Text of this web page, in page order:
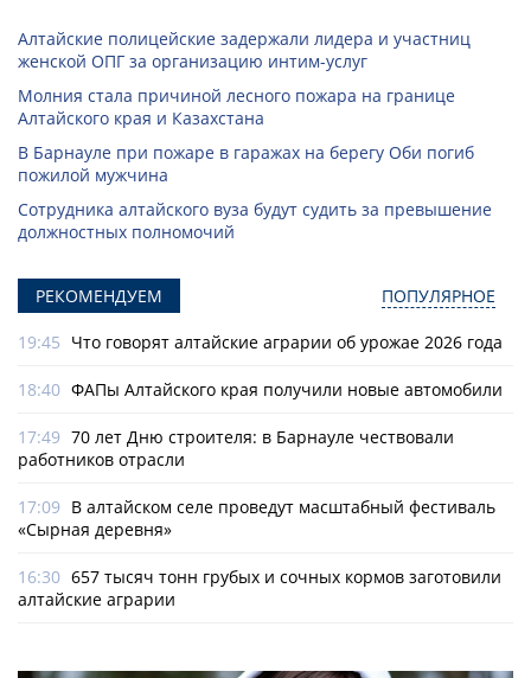
Алтайские полицейские задержали лидера и участниц
женской ОПГ за организацию интим-услуг
Молния стала причиной лесного пожара на границе
Алтайского края и Казахстана
В Барнауле при пожаре в гаражах на берегу Оби погиб
пожилой мужчина
Сотрудника алтайского вуза будут судить за превышение
должностных полномочий
РЕКОМЕНДУЕМ ПОПУЛЯРНОЕ
19:45 Что говорят алтайские аграрии об урожае 2026 года
18:40 ФАПы Алтайского края получили новые автомобили
17:49 70 лет Дню строителя: в Барнауле чествовали
работников отрасли
17:09 В алтайском селе проведут масштабный фестиваль
«Сырная деревня»
16:30 657 тысяч тонн грубых и сочных кормов заготовили
алтайские аграрии